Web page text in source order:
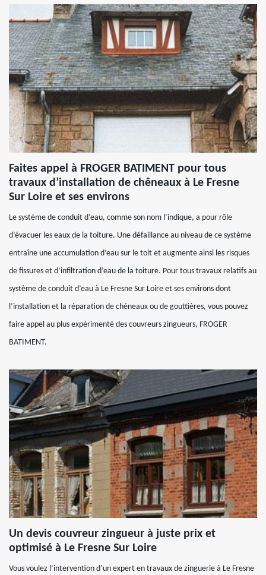
Faites appel à FROGER BATIMENT pour tous
travaux d’installation de chêneaux à Le Fresne
Sur Loire et ses environs
Le système de conduit d’eau, comme son nom l’indique, a pour rôle
d’évacuer les eaux de la toiture. Une défaillance au niveau de ce système
entraîne une accumulation d’eau sur le toit et augmente ainsi les risques
de fissures et d’infiltration d’eau de la toiture. Pour tous travaux relatifs au
système de conduit d’eau à Le Fresne Sur Loire et ses environs dont
l’installation et la réparation de chéneaux ou de gouttières, vous pouvez
faire appel au plus expérimenté des couvreurs zingueurs, FROGER
BATIMENT.
Un devis couvreur zingueur à juste prix et
optimisé à Le Fresne Sur Loire
Vous voulez l’intervention d’un expert en travaux de zinguerie à Le Fresne